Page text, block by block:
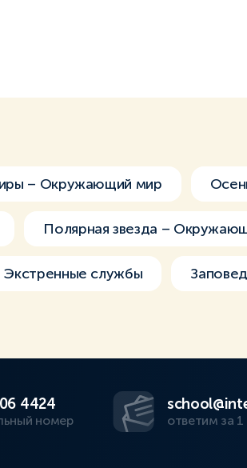
– Окружающий мир
Полярная звезда –
Экстренные службы
4424
номер ответим за 1